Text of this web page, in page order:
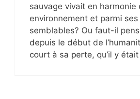
sauvage vivait en harmonie
environnement et parmi ses
semblables? Ou faut-il
depuis le début de
court à sa perte, qu’il y